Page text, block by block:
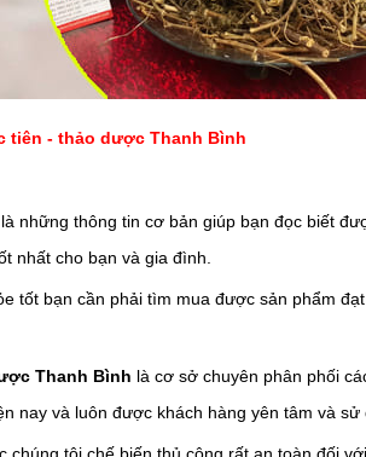
tiên - thảo dược Thanh Bình
những thông tin cơ bản giúp bạn đọc biết
nhất cho bạn và gia đình.
tốt bạn cần phải tìm mua được sản phẩm
Thanh Bình là cơ sở chuyên phân phối
nay và luôn được khách hàng yên tâm và sử